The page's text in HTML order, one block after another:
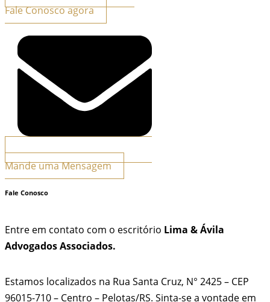
Fale Conosco agora
Mande uma Mensagem
Fale Conosco
Entre em contato com o escritório Lima & Ávila
Advogados Associados.
Estamos localizados na Rua Santa Cruz, N° 2425 – CEP
96015-710 – Centro – Pelotas/RS. Sinta-se a vontade em